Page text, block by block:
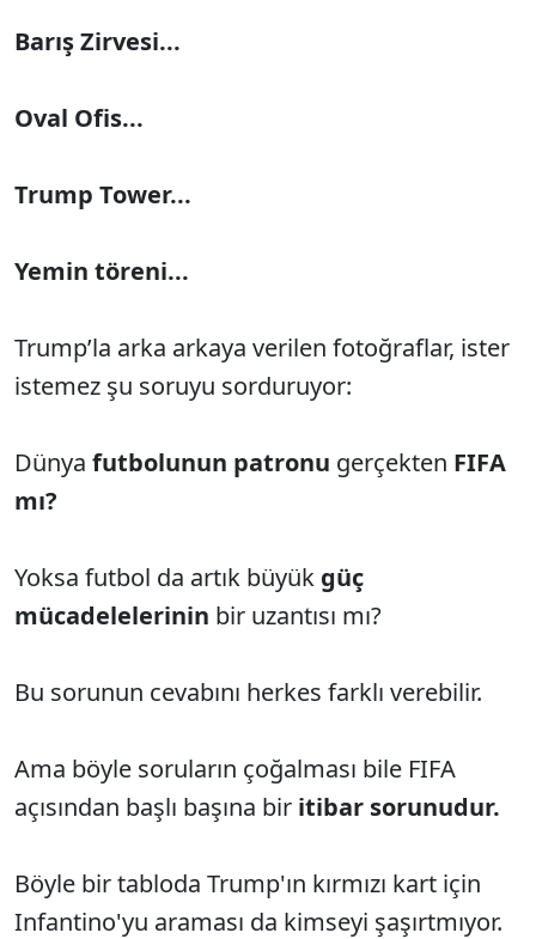
Barış Zirvesi...
Oval Ofis...
Trump Tower...
Yemin töreni...
Trump’la arka arkaya verilen fotoğraflar, ister
istemez şu soruyu sorduruyor:
Dünya futbolunun patronu gerçekten FIFA
mı?
Yoksa futbol da artık büyük güç
mücadelelerinin bir uzantısı mı?
Bu sorunun cevabını herkes farklı verebilir.
Ama böyle soruların çoğalması bile FIFA
açısından başlı başına bir itibar sorunudur.
Böyle bir tabloda Trump'ın kırmızı kart için
Infantino'yu araması da kimseyi şaşırtmıyor.